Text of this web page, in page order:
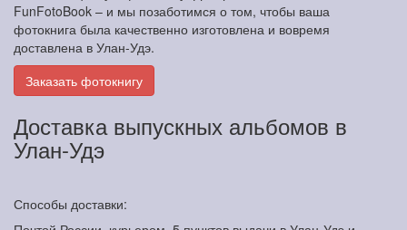
FunFotoBook – и мы позаботимся о том, чтобы ваша
фотокнига была качественно изготовлена и вовремя
доставлена в Улан-Удэ.
Заказать фотокнигу
Доставка выпускных альбомов в
Улан-Удэ
Способы доставки: